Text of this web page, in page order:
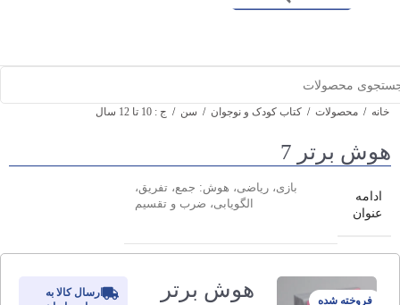
خانه / محصولات / کتاب کودک و نوجوان / سن / ج : 10 تا 12 سال
هوش برتر 7
ادامه
عنوان
بازی، ریاضی، هوش: جمع، تفریق،
الگویابی، ضرب و تقسیم
فروخته شده
هوش برتر
ارسال کالا به